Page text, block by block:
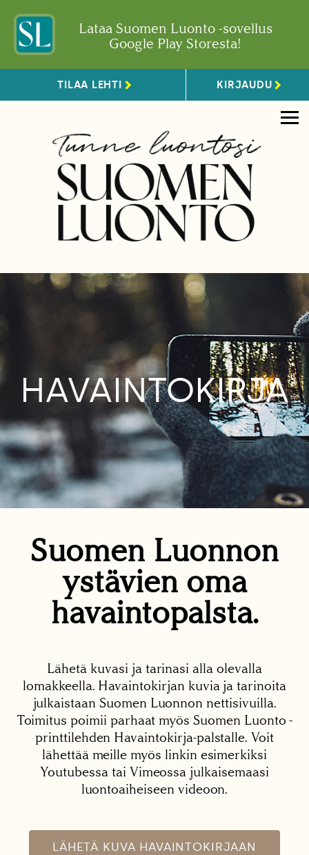
Lataa Suomen Luonto -sovellus
Google Play Storesta!
TILAA LEHTI KIRJAUDU
HAVAINTOKIRJA
Suomen Luonnon
ystävien oma
havaintopalsta.
Lähetä kuvasi ja tarinasi alla olevalla
lomakkeella. Havaintokirjan kuvia ja tarinoita
julkaistaan Suomen Luonnon nettisivuilla.
Toimitus poimii parhaat myös Suomen Luonto -
printtilehden Havaintokirja-palstalle. Voit
lähettää meille myös linkin esimerkiksi
Youtubessa tai Vimeossa julkaisemaasi
luontoaiheiseen videoon.
LÄHETÄ KUVA HAVAINTOKIRJAAN